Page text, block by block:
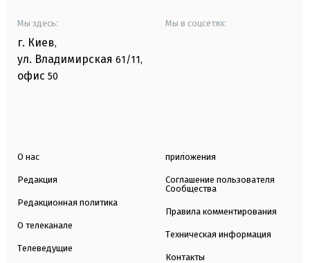
Мы здесь:
г. Киев,
ул. Владимирская 61/11,
офис 50
Мы в соцсетях:
О нас
Редакция
Редакционная политика
О телеканале
Телеведущие
приложения
Соглашение пользователя
Сообщества
Правила комментирования
Техническая информация
Контакты